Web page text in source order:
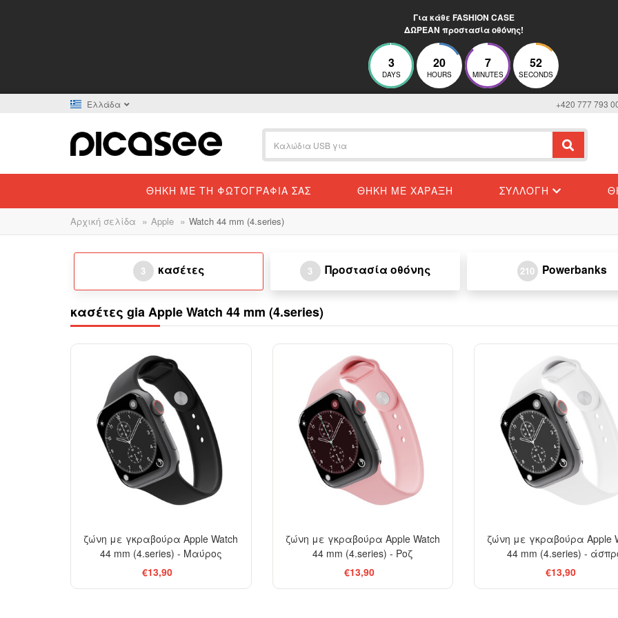
Για κάθε FASHION CASE
ΔΩΡΕΑΝ προστασία οθόνης!
3
DAYS
20
HOURS
7
MINUTES
52
SECONDS
Ελλάδα +420 777 793
ΘΉΚΗ ΜΕ ΤΗ ΦΩΤΟΓΡΑΦΊΑ ΣΑΣ ΘΉΚΗ ΜΕ ΧΆΡΑΞΗ ΣΥΛΛΟΓΉ
Αρχική σελίδα » Apple » Watch 44 mm (4.series)
3 κασέτες 3 Προστασία οθόνης 210 Powerbanks
κασέτες gia Apple Watch 44 mm (4.series)
ζώνη με γκραβούρα Apple Watch
44 mm (4.series) - Μαύρος
€13,90
ζώνη με γκραβούρα Apple Watch
44 mm (4.series) - Ροζ
€13,90
ζώνη με γκραβούρα Apple
44 mm (4.series) -
€13,90